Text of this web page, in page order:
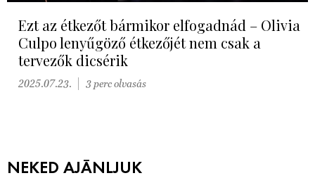
Ezt az étkezőt bármikor elfogadnád – Olivia
Culpo lenyűgöző étkezőjét nem csak a
tervezők dicsérik
2025.07.23. 3 perc olvasás
NEKED AJÁNLJUK